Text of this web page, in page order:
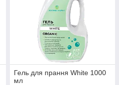
Гель для прання White 1000
мл